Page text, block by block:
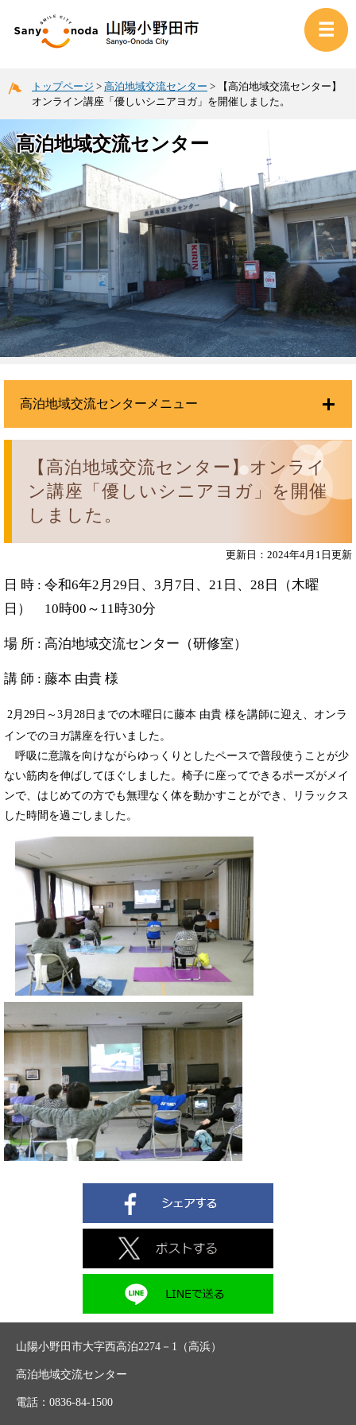
トップページ > 高泊地域交流センター >
【高泊地域交流センター】
オンライン講座「優しいシニアヨガ」を開催しました。
高泊地域交流センター
【高泊地域交流センター】オンライ
ン講座「優しいシニアヨガ」を開催
しました。
更新日：2024年4月1日更新
日 時 : 令和6年2月29日、3月7日、21日、28日（木曜
日） 10時00～11時30分
場 所 : 高泊地域交流センター（研修室）
講 師 : 藤本 由貴 様
2月29日～3月28日までの木曜日に藤本 由貴 様を講師に迎え、オンラ
インでのヨガ講座を行いました。
呼吸に意識を向けながらゆっくりとしたペースで普段使うことが少
ない筋肉を伸ばしてほぐしました。椅子に座ってできるポーズがメイ
ンで、はじめての方でも無理なく体を動かすことができ、リラックス
した時間を過ごしました。
高泊地域交流センターメニュー
山陽小野田市大字西高泊2274－1（高浜）
高泊地域交流センター
電話：0836-84-1500